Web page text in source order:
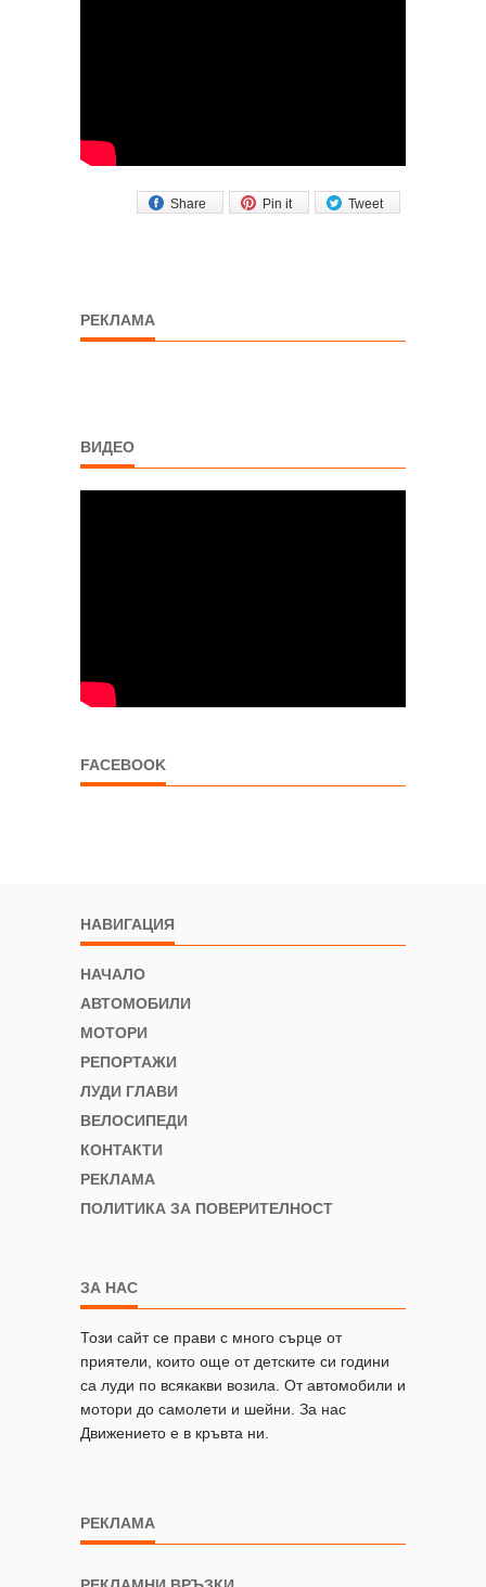
Tweet
Pin it
Share
РЕКЛАМА
ВИДЕО
FACEBOOK
НАВИГАЦИЯ
НАЧАЛО
АВТОМОБИЛИ
МОТОРИ
РЕПОРТАЖИ
ЛУДИ ГЛАВИ
ВЕЛОСИПЕДИ
КОНТАКТИ
РЕКЛАМА
ПОЛИТИКА ЗА ПОВЕРИТЕЛНОСТ
ЗА НАС
Този сайт се прави с много сърце от
приятели, които още от детските си години
са луди по всякакви возила. От автомобили и
мотори до самолети и шейни. За нас
Движението е в кръвта ни.
РЕКЛАМА